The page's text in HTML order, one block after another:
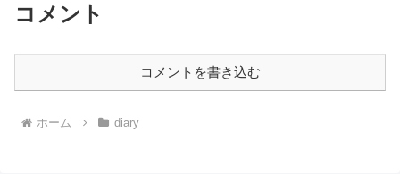
コメント
コメントを書き込む
ホーム diary